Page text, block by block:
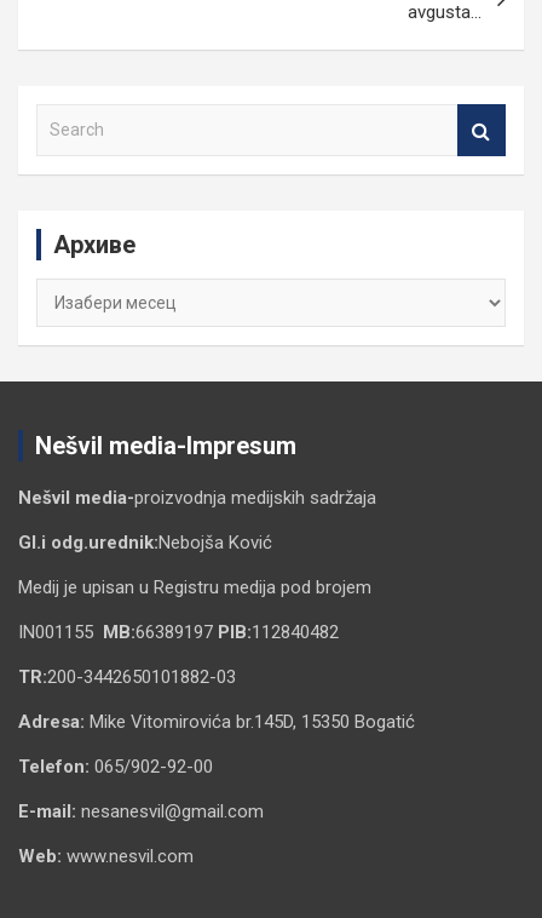
avgusta…
Архиве
Архиве
Nešvil media-Impresum
Nešvil media-proizvodnja medijskih sadržaja
Gl.i odg.urednik:Nebojša Ković
Medij je upisan u Registru medija pod brojem
IN001155 MB:66389197 PIB:112840482
TR:200-3442650101882-03
Adresa: Mike Vitomirovića br.145D, 15350 Bogatić
Telefon: 065/902-92-00
E-mail: nesanesvil@gmail.com
Web: www.nesvil.com